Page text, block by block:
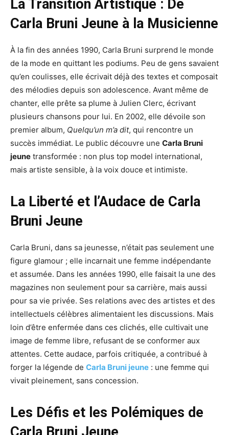
La Transition Artistique : De
Carla Bruni Jeune à la Musicienne
À la fin des années 1990, Carla Bruni surprend le monde
de la mode en quittant les podiums. Peu de gens savaient
qu’en coulisses, elle écrivait déjà des textes et composait
des mélodies depuis son adolescence. Avant même de
chanter, elle prête sa plume à Julien Clerc, écrivant
plusieurs chansons pour lui. En 2002, elle dévoile son
premier album, Quelqu’un m’a dit, qui rencontre un
succès immédiat. Le public découvre une Carla Bruni
jeune transformée : non plus top model international,
mais artiste sensible, à la voix douce et intimiste.
La Liberté et l’Audace de Carla
Bruni Jeune
Carla Bruni, dans sa jeunesse, n’était pas seulement une
figure glamour ; elle incarnait une femme indépendante
et assumée. Dans les années 1990, elle faisait la une des
magazines non seulement pour sa carrière, mais aussi
pour sa vie privée. Ses relations avec des artistes et des
intellectuels célèbres alimentaient les discussions. Mais
loin d’être enfermée dans ces clichés, elle cultivait une
image de femme libre, refusant de se conformer aux
attentes. Cette audace, parfois critiquée, a contribué à
forger la légende de Carla Bruni jeune : une femme qui
vivait pleinement, sans concession.
Les Défis et les Polémiques de